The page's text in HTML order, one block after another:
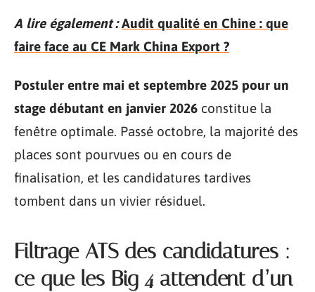
A lire également : Audit qualité en Chine : que
faire face au CE Mark China Export ?
Postuler entre mai et septembre 2025 pour un
stage débutant en janvier 2026 constitue la
fenêtre optimale. Passé octobre, la majorité des
places sont pourvues ou en cours de
finalisation, et les candidatures tardives
tombent dans un vivier résiduel.
Filtrage ATS des candidatures :
ce que les Big 4 attendent d’un